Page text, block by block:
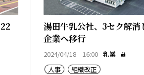
湯田牛乳公社、3セク解消
企業へ移行
2024/04/18 16:00 乳業
人事
組織改正